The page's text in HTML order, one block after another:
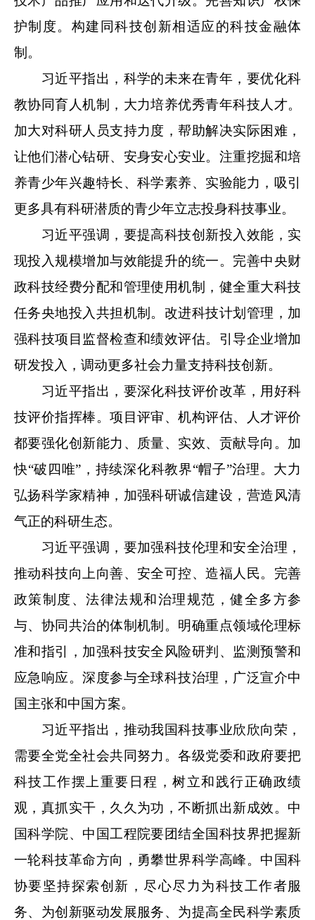
护制度。构建同科技创新相适应的科技金融体
制。
习近平指出，科学的未来在青年，要优化科
教协同育人机制，大力培养优秀青年科技人才。
加大对科研人员支持力度，帮助解决实际困难，
让他们潜心钻研、安身安心安业。注重挖掘和培
养青少年兴趣特长、科学素养、实验能力，吸引
更多具有科研潜质的青少年立志投身科技事业。
习近平强调，要提高科技创新投入效能，实
现投入规模增加与效能提升的统一。完善中央财
政科技经费分配和管理使用机制，健全重大科技
任务央地投入共担机制。改进科技计划管理，加
强科技项目监督检查和绩效评估。引导企业增加
研发投入，调动更多社会力量支持科技创新。
习近平指出，要深化科技评价改革，用好科
技评价指挥棒。项目评审、机构评估、人才评价
都要强化创新能力、质量、实效、贡献导向。加
快“破四唯”，持续深化科教界“帽子”治理。大力
弘扬科学家精神，加强科研诚信建设，营造风清
气正的科研生态。
习近平强调，要加强科技伦理和安全治理，
推动科技向上向善、安全可控、造福人民。完善
政策制度、法律法规和治理规范，健全多方参
与、协同共治的体制机制。明确重点领域伦理标
准和指引，加强科技安全风险研判、监测预警和
应急响应。深度参与全球科技治理，广泛宣介中
国主张和中国方案。
习近平指出，推动我国科技事业欣欣向荣，
需要全党全社会共同努力。各级党委和政府要把
科技工作摆上重要日程，树立和践行正确政绩
观，真抓实干，久久为功，不断抓出新成效。中
国科学院、中国工程院要团结全国科技界把握新
一轮科技革命方向，勇攀世界科学高峰。中国科
协要坚持探索创新，尽心尽力为科技工作者服
务、为创新驱动发展服务、为提高全民科学素质